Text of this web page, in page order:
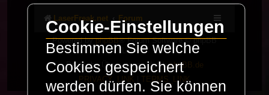
LaserFreak.net Forum
Powered byphpBB® Forum Software © phpBB
Limited
Deutsche Übersetzung durchphpBB.de
PRIVACY_LINK
TERMS_LINK
Cookie-Einstellungen
Bestimmen Sie welche
Cookies gespeichert
werden dürfen. Sie können